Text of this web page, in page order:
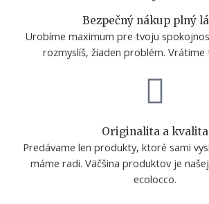
Bezpečný nákup plný
Urobíme maximum pre tvoju
rozmyslíš, žiaden problém. Vrátime
Originalita a kvalita
Predávame len produkty, ktoré sami
máme radi. Väčšina produktov je
ecolocco.